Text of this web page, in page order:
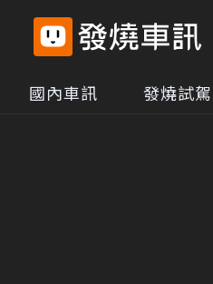
國內車訊 發燒試駕